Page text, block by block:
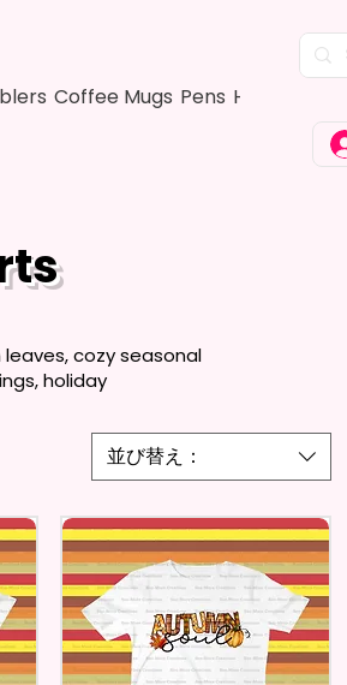
Coffee Mugs Pens Hair Bows
並び替え：
cozy seasonal
holiday